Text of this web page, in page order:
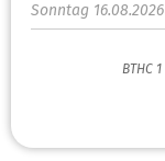
Sonntag 16.08.2026
BTHC 1